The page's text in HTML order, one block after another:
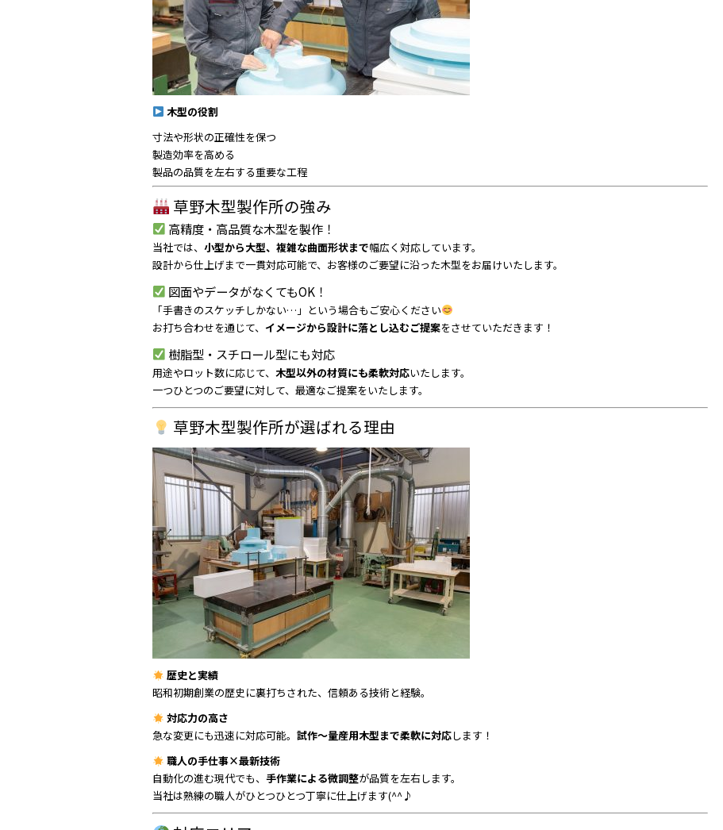
木型の役割
寸法や形状の正確性を保つ
製造効率を高める
製品の品質を左右する重要な工程
草野木型製作所の強み
高精度・高品質な木型を製作！
当社では、 小型から大型、複雑な曲面形状まで幅広く対応しています。
設計から仕上げまで一貫対応可能で、お客様のご要望に沿った木型をお届けいたします。
図面やデータがなくてもOK！
「手書きのスケッチしかない…」という場合もご安心ください
お打ち合わせを通じて、 イメージから設計に落とし込むご提案をさせていただきます！
樹脂型・スチロール型にも対応
用途やロット数に応じて、 木型以外の材質にも柔軟対応いたします。
一つひとつのご要望に対して、最適なご提案をいたします。
草野木型製作所が選ばれる理由
歴史と実績
昭和初期創業の歴史に裏打ちされた、信頼ある技術と経験。
対応力の高さ
急な変更にも迅速に対応可能。 試作～量産用木型まで柔軟に対応します！
職人の手仕事×最新技術
自動化の進む現代でも、 手作業による微調整が品質を左右します。
当社は熟練の職人がひとつひとつ丁寧に仕上げます(^^♪